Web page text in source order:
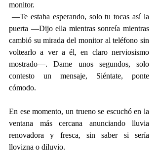
monitor.
puerta —Dijo ella mientras sonreía mientras
cambió su mirada del monitor al teléfono sin
voltearlo a ver a él, en claro nerviosismo
mostrado—. Dame unos segundos, solo
contesto un mensaje, Siéntate, ponte
cómodo.
En ese momento, un trueno se escuchó en la
ventana más cercana anunciando lluvia
renovadora y fresca, sin saber si sería
llovizna o diluvio.